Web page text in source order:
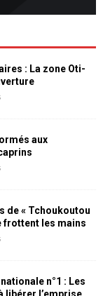
: La zone Oti-
aux
de « Tchoukoutou
frottent les mains
n°1 : Les